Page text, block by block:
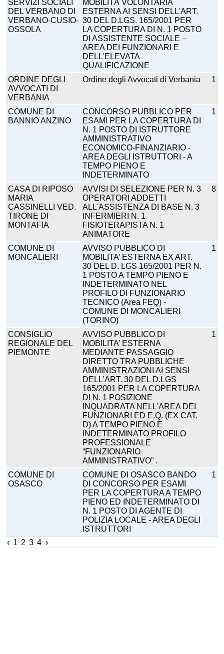
SERVIZI SOCIALI
DEL VERBANO DI
VERBANO-CUSIO-
OSSOLA
MOBILITÀ VOLONTARIA
ESTERNA AI SENSI DELL'ART.
30 DEL D.LGS. 165/2001 PER
LA COPERTURA DI N. 1 POSTO
DI ASSISTENTE SOCIALE –
AREA DEI FUNZIONARI E
DELL'ELEVATA
QUALIFICAZIONE
ORDINE DEGLI
AVVOCATI DI
VERBANIA
Ordine degli Avvocati di Verbania 1
COMUNE DI
BANNIO ANZINO
CONCORSO PUBBLICO PER
ESAMI PER LA COPERTURA DI
N. 1 POSTO DI ISTRUTTORE
AMMINISTRATIVO
ECONOMICO-FINANZIARIO -
AREA DEGLI ISTRUTTORI - A
TEMPO PIENO E
INDETERMINATO
1
CASA DI RIPOSO
MARIA
CASSINELLI VED.
TIRONE DI
MONTAFIA
AVVISI DI SELEZIONE PER N. 3
OPERATORI ADDETTI
ALL'ASSISTENZA DI BASE N. 3
INFERMIERI N. 1
FISIOTERAPISTA N. 1
ANIMATORE
8
COMUNE DI
MONCALIERI
AVVISO PUBBLICO DI
MOBILITA’ ESTERNA EX ART.
30 DEL D. LGS 165/2001 PER N.
1 POSTO A TEMPO PIENO E
INDETERMINATO NEL
PROFILO DI FUNZIONARIO
TECNICO (Area FEQ) -
COMUNE DI MONCALIERI
(TORINO)
1
CONSIGLIO
REGIONALE DEL
PIEMONTE
AVVISO PUBBLICO DI
MOBILITA’ ESTERNA
MEDIANTE PASSAGGIO
DIRETTO TRA PUBBLICHE
AMMINISTRAZIONI AI SENSI
DELL’ART. 30 DEL D.LGS
165/2001 PER LA COPERTURA
DI N. 1 POSIZIONE
INQUADRATA NELL’AREA DEI
FUNZIONARI ED E.Q. (EX CAT.
D) A TEMPO PIENO E
INDETERMINATO PROFILO
PROFESSIONALE
“FUNZIONARIO
AMMINISTRATIVO” .
1
COMUNE DI
OSASCO
COMUNE DI OSASCO BANDO
DI CONCORSO PER ESAMI
PER LA COPERTURA A TEMPO
PIENO ED INDETERMINATO DI
N. 1 POSTO DI AGENTE DI
POLIZIA LOCALE - AREA DEGLI
ISTRUTTORI
1
‹ 1 2 3 4 ›